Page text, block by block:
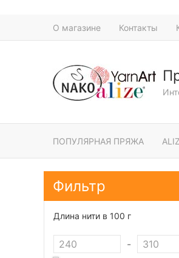
О магазине Контакты
ПОПУЛЯРНАЯ ПРЯЖА
Фильтр
Длина нити в 100 г
-